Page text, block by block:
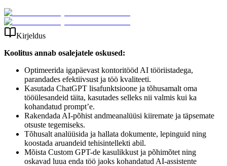
Kirjeldus
Koolitus annab osalejatele oskused:
Optimeerida igapäevast kontoritööd AI tööriistadega,
parandades efektiivsust ja töö kvaliteeti.
Kasutada ChatGPT lisafunktsioone ja tõhusamalt oma
tööülesandeid täita, kasutades selleks nii valmis kui ka
kohandatud prompt’e.
Rakendada AI-põhist andmeanalüüsi kiiremate ja täpsemate
otsuste tegemiseks.
Tõhusalt analüüsida ja hallata dokumente, lepinguid ning
koostada aruandeid tehisintellekti abil.
Mõista Custom GPT-de kasulikkust ja põhimõtet ning
oskavad luua enda töö jaoks kohandatud AI-assistente